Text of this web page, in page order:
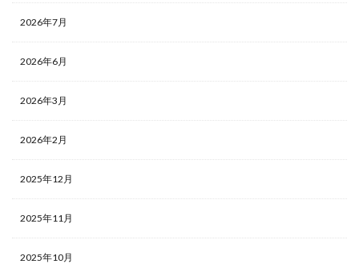
2026年7月
2026年6月
2026年3月
2026年2月
2025年12月
2025年11月
2025年10月